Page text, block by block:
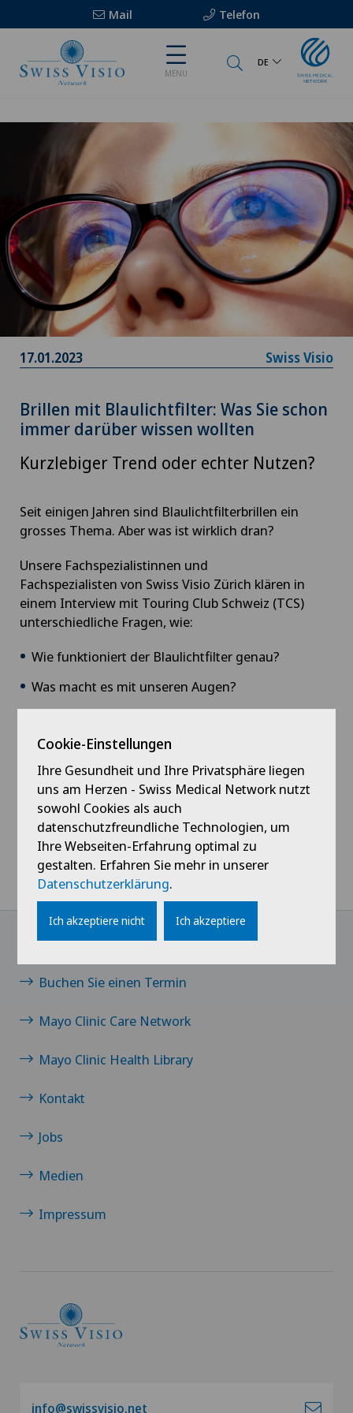
Mail Telefon
MENU
DE
17.01.2023 Swiss Visio
Brillen mit Blaulichtfilter: Was Sie schon
immer darüber wissen wollten
Kurzlebiger Trend oder echter Nutzen?
Seit einigen Jahren sind Blaulichtfilterbrillen ein
grosses Thema. Aber was ist wirklich dran?
Unsere Fachspezialistinnen und
Fachspezialisten von Swiss Visio Zürich klären in
einem Interview mit Touring Club Schweiz (TCS)
unterschiedliche Fragen, wie:
Wie funktioniert der Blaulichtfilter genau?
Was macht es mit unseren Augen?
Erfahren Sie die Antworten unter diesemLink.
Home Swiss Visio
News / Events
Brillen mit Blaulichtfilter: Was Sie schon immer darüber wissen
wollten
Buchen Sie einen Termin
Mayo Clinic Care Network
Mayo Clinic Health Library
Kontakt
Jobs
Medien
Impressum
info@swissvisio.net
Cookie-Einstellungen
Ihre Gesundheit und Ihre Privatsphäre liegen
uns am Herzen - Swiss Medical Network nutzt
sowohl Cookies als auch
datenschutzfreundliche Technologien, um
Ihre Webseiten-Erfahrung optimal zu
gestalten. Erfahren Sie mehr in unserer
Datenschutzerklärung.
Ich akzeptiere nicht Ich akzeptiere